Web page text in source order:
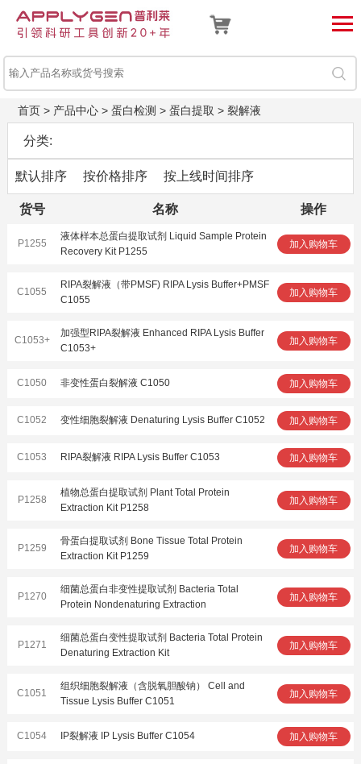
首页> 产品中心> 蛋白检测 > 蛋白提取 > 裂解液
分类:
默认排序 按价格排序 按上线时间排序
货号 名称 操作
P1255
液体样本总蛋白提取试剂 Liquid Sample Protein
Recovery Kit P1255
加入购物车
C1055
RIPA裂解液（带PMSF) RIPA Lysis Buffer+PMSF
C1055
加入购物车
C1053+
加强型RIPA裂解液 Enhanced RIPA Lysis Buffer
C1053+
加入购物车
C1050 非变性蛋白裂解液 C1050 加入购物车
C1052 变性细胞裂解液 Denaturing Lysis Buffer C1052 加入购物车
C1053 RIPA裂解液 RIPA Lysis Buffer C1053 加入购物车
P1258
植物总蛋白提取试剂 Plant Total Protein
Extraction Kit P1258
加入购物车
P1259
骨蛋白提取试剂 Bone Tissue Total Protein
Extraction Kit P1259
加入购物车
P1270
细菌总蛋白非变性提取试剂 Bacteria Total
Protein Nondenaturing Extraction
加入购物车
P1271
细菌总蛋白变性提取试剂 Bacteria Total Protein
Denaturing Extraction Kit
加入购物车
C1051
组织细胞裂解液（含脱氧胆酸钠） Cell and
Tissue Lysis Buffer C1051
加入购物车
C1054 IP裂解液 IP Lysis Buffer C1054 加入购物车